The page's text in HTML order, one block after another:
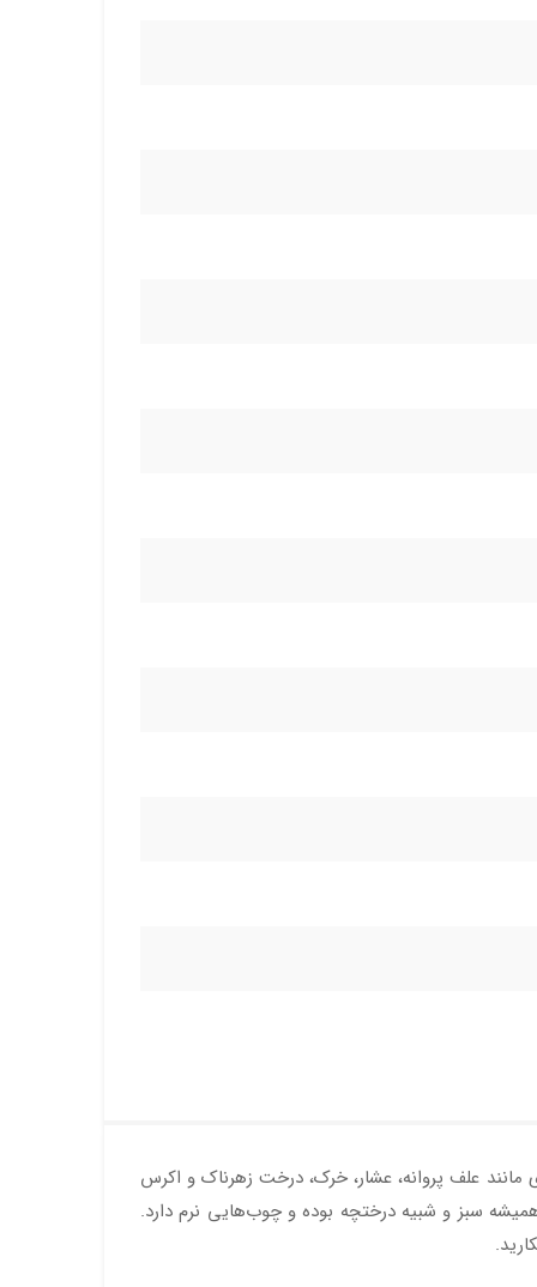
مانند علف پروانه، عشار، خرک، درخت زهرناک و اکرس
سبز و شبیه درختچه بوده و چوب‌هایی نرم دارد.